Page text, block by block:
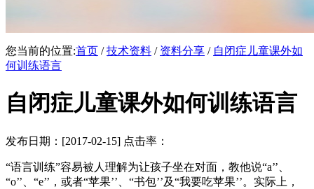
您当前的位置:首页 /技术资料 / 资料分享 / 自闭症儿童课外如
何训练语言
自闭症儿童课外如何训练语言
发布日期：[2017-02-15] 点击率：
“语言训练”容易被人理解为让孩子坐在对面，教他说“a’’、
“o’’、“e’’，或者“苹果’’、“书包’’及“我要吃苹果’’。实际上，